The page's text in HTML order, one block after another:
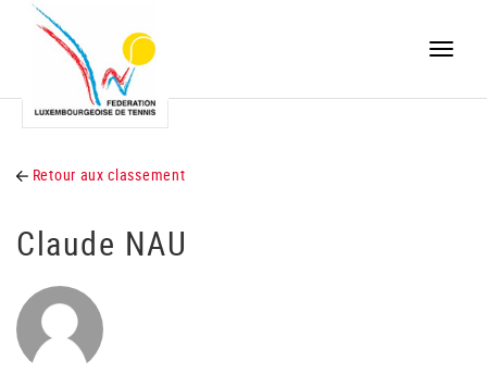
Toggle
Retour aux classement
Claude NAU